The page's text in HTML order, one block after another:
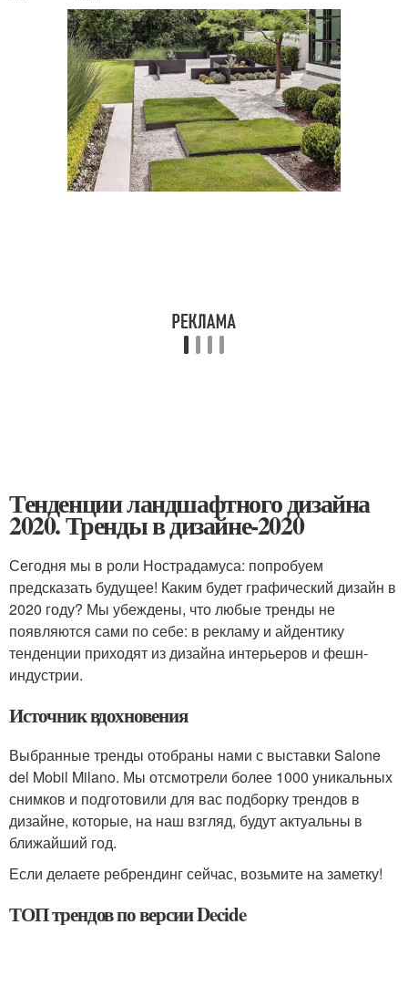
Тенденции ландшафтного дизайна
2020. Тренды в дизайне-2020
Сегодня мы в роли Нострадамуса: попробуем
предсказать будущее! Каким будет графический дизайн в
2020 году? Мы убеждены, что любые тренды не
появляются сами по себе: в рекламу и айдентику
тенденции приходят из дизайна интерьеров и фешн-
индустрии.
Источник вдохновения
Выбранные тренды отобраны нами с выставки Salone
del Mobil Milano. Мы отсмотрели более 1000 уникальных
снимков и подготовили для вас подборку трендов в
дизайне, которые, на наш взгляд, будут актуальны в
ближайший год.
Если делаете ребрендинг сейчас, возьмите на заметку!
ТОП трендов по версии Decide